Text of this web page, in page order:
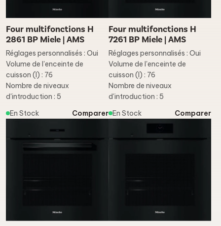
Four multifonctions H
2861 BP Miele | AMS
Réglages personnalisés : Oui
Volume de l'enceinte de
cuisson (l) : 76
Nombre de niveaux
d'introduction : 5
En Stock
Comparer
Four multifonctions H
7261 BP Miele | AMS
Réglages personnalisés : Oui
Volume de l'enceinte de
cuisson (l) : 76
Nombre de niveaux
d'introduction : 5
En Stock
Comparer